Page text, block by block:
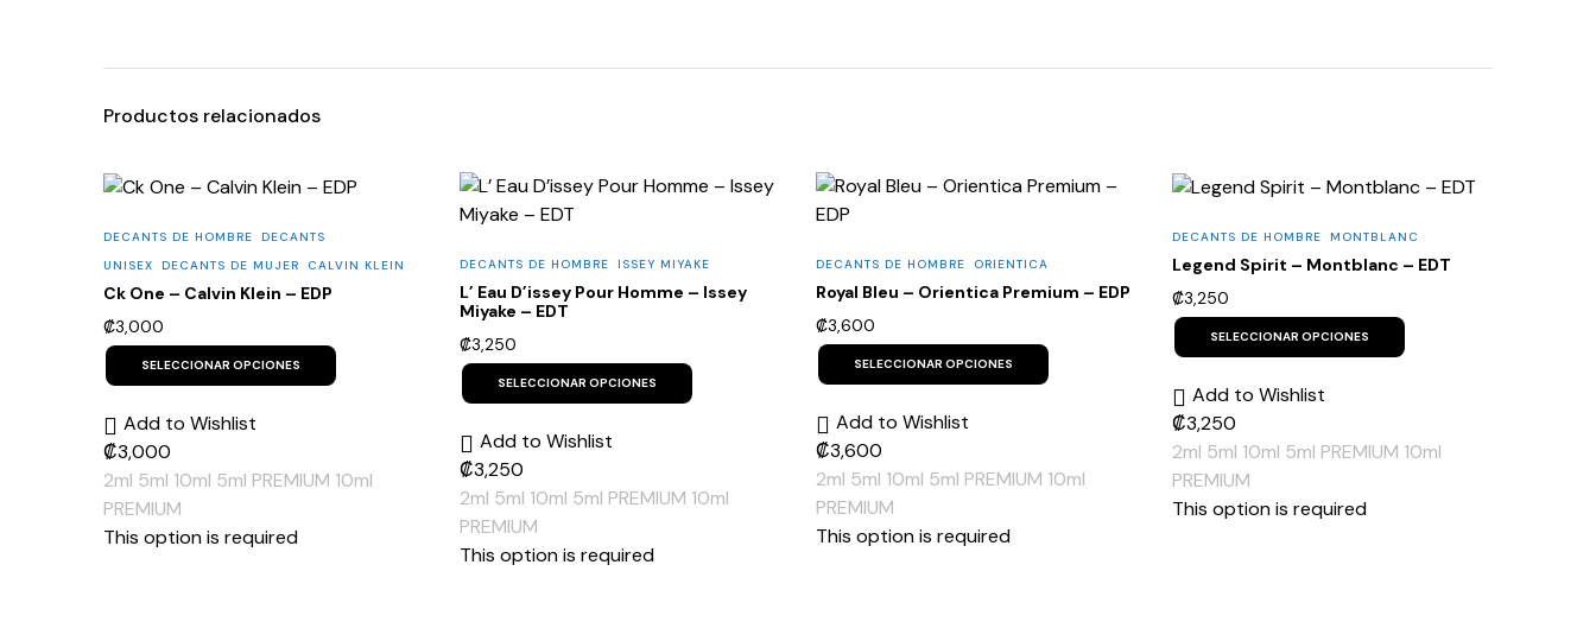
Productos relacionados
DECANTS DE HOMBRE
DECANTS
UNISEX
DECANTS DE MUJER CALVIN KLEIN
Ck One – Calvin Klein – EDP
₡3,000
SELECCIONAR OPCIONES
may
Add to Wishlist
₡3,000
2ml 5ml 10ml 5ml PREMIUM 10ml
PREMIUM
This option is required
DECANTS DE HOMBRE ISSEY MIYAKE
L’ Eau D’issey Pour Homme – Issey
Miyake – EDT
₡3,250
SELECCIONAR OPCIONES
may
Add to Wishlist
₡3,250
2ml 5ml 10ml 5ml PREMIUM 10ml
PREMIUM
This option is required
DECANTS DE HOMBRE ORIENTICA
Royal Bleu – Orientica Premium – EDP
₡3,600
SELECCIONAR OPCIONES
may
Add to Wishlist
₡3,600
2ml 5ml 10ml 5ml PREMIUM 10ml
PREMIUM
This option is required
DECANTS DE HOMBRE MONTBLANC
Legend Spirit – Montblanc – EDT
₡3,250
SELECCIONAR OPCIONES
may
Add to Wishlist
₡3,250
2ml 5ml 10ml 5ml PREMIUM 10ml
PREMIUM
This option is required